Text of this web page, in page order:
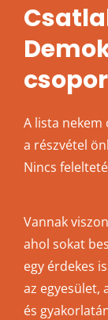
A lista nekem
a részvétel
Nincs
Vannak
ahol sokat
egy érdekes
az egyesület,
és